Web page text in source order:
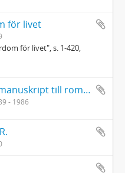
för livet
för livet", s. 1-420,
Wilhelm Helmer Norling, manuskript till romanen "Under himmelens valv" i tre exemplar samt en sammanfattning på engelska
- 1986